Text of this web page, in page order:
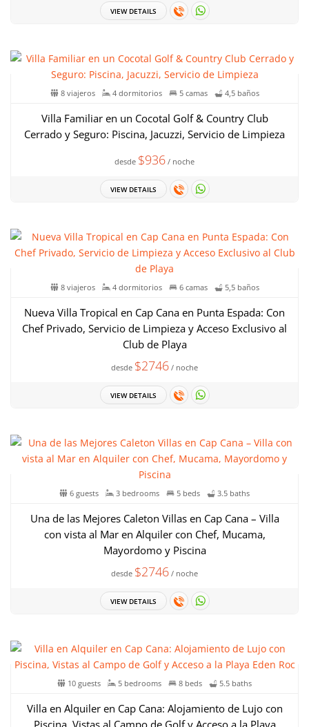
VIEW DETAILS
8 viajeros 4 dormitorios 5 camas 4,5 baños
Villa Familiar en un Cocotal Golf & Country Club
Cerrado y Seguro: Piscina, Jacuzzi, Servicio de Limpieza
desde $936 / noche
VIEW DETAILS
8 viajeros 4 dormitorios 6 camas 5,5 baños
Nueva Villa Tropical en Cap Cana en Punta Espada: Con
Chef Privado, Servicio de Limpieza y Acceso Exclusivo al
Club de Playa
desde $2746 / noche
VIEW DETAILS
6 guests 3 bedrooms 5 beds 3.5 baths
Una de las Mejores Caleton Villas en Cap Cana – Villa
con vista al Mar en Alquiler con Chef, Mucama,
Mayordomo y Piscina
desde $2746 / noche
VIEW DETAILS
10 guests 5 bedrooms 8 beds 5.5 baths
Villa en Alquiler en Cap Cana: Alojamiento de Lujo con
Piscina, Vistas al Campo de Golf y Acceso a la Playa